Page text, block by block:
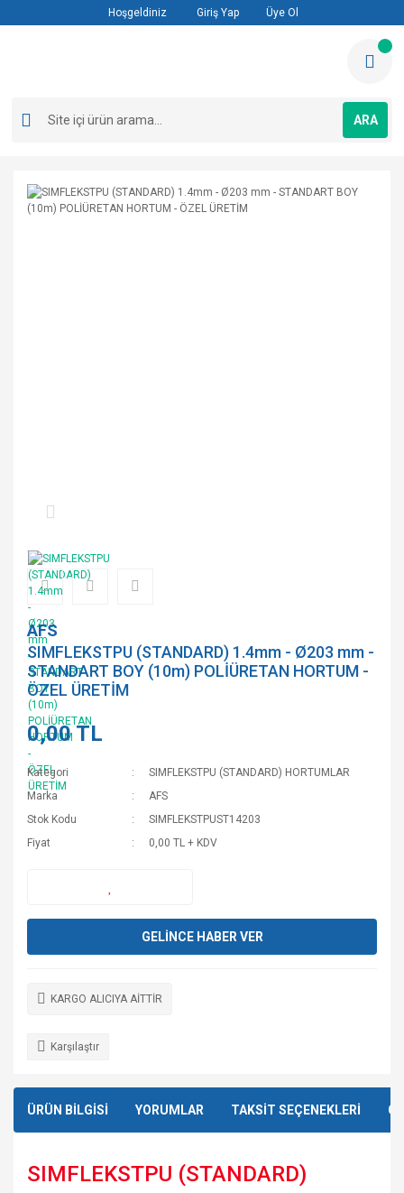
Hoşgeldiniz Giriş Yap Üye Ol
ARA
AFS
SIMFLEKSTPU (STANDARD) 1.4mm - Ø203 mm -
STANDART BOY (10m) POLİÜRETAN HORTUM -
ÖZEL ÜRETİM
0,00 TL
Kategori
SIMFLEKSTPU (STANDARD) HORTUMLAR
Marka
AFS
Stok Kodu
SIMFLEKSTPUST14203
Fiyat
0,00 TL + KDV
GELİNCE HABER VER
KARGO ALICIYA AİTTİR
Karşılaştır
ÜRÜN BİLGİSİ YORUMLAR TAKSİT SEÇENEKLERİ
SIMFLEKSTPU (STANDARD)